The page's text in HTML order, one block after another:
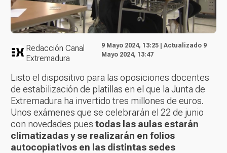
Redacción Canal
Extremadura
9 Mayo 2024, 13:25 | Actualizado 9
Mayo 2024, 13:47
Listo el dispositivo para las oposiciones docentes
de estabilización de platillas en el que la Junta de
Extremadura ha invertido tres millones de euros.
Unos exámenes que se celebrarán el 22 de junio
con novedades pues todas las aulas estarán
climatizadas y se realizarán en folios
autocopiativos en las distintas sedes